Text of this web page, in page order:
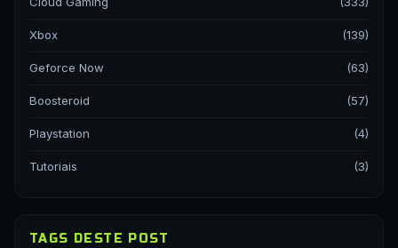
Xbox (139)
Geforce Now (63)
Boosteroid (57)
Playstation (4)
Tutoriais (3)
TAGS DESTE POST